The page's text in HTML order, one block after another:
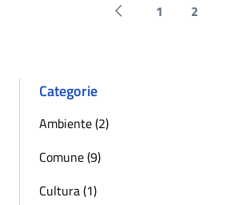
Pagina precedente
1 2
Categorie
Ambiente (2)
Comune (9)
Cultura (1)